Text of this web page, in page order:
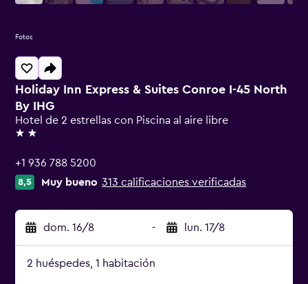
Holiday Inn Express & Suites Conroe I-45 North
By IHG
Hotel de 2 estrellas con Piscina al aire libre
2 estrellas
+1 936 788 5200
8,5 Muy bueno 313 calificaciones verificadas
dom. 16/8 - lun. 17/8
2 huéspedes, 1 habitación
Fotos